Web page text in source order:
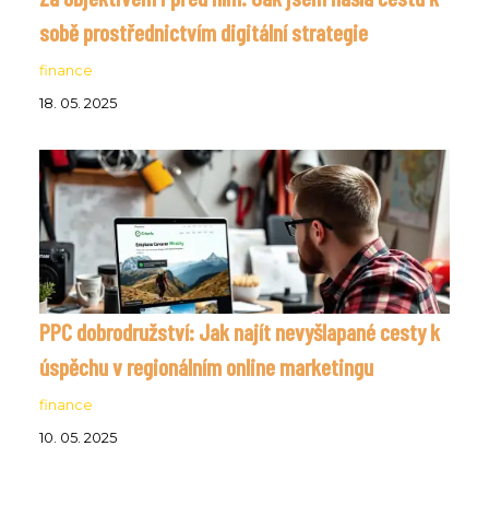
sobě prostřednictvím digitální strategie
finance
18. 05. 2025
PPC dobrodružství: Jak najít nevyšlapané cesty k
úspěchu v regionálním online marketingu
finance
10. 05. 2025